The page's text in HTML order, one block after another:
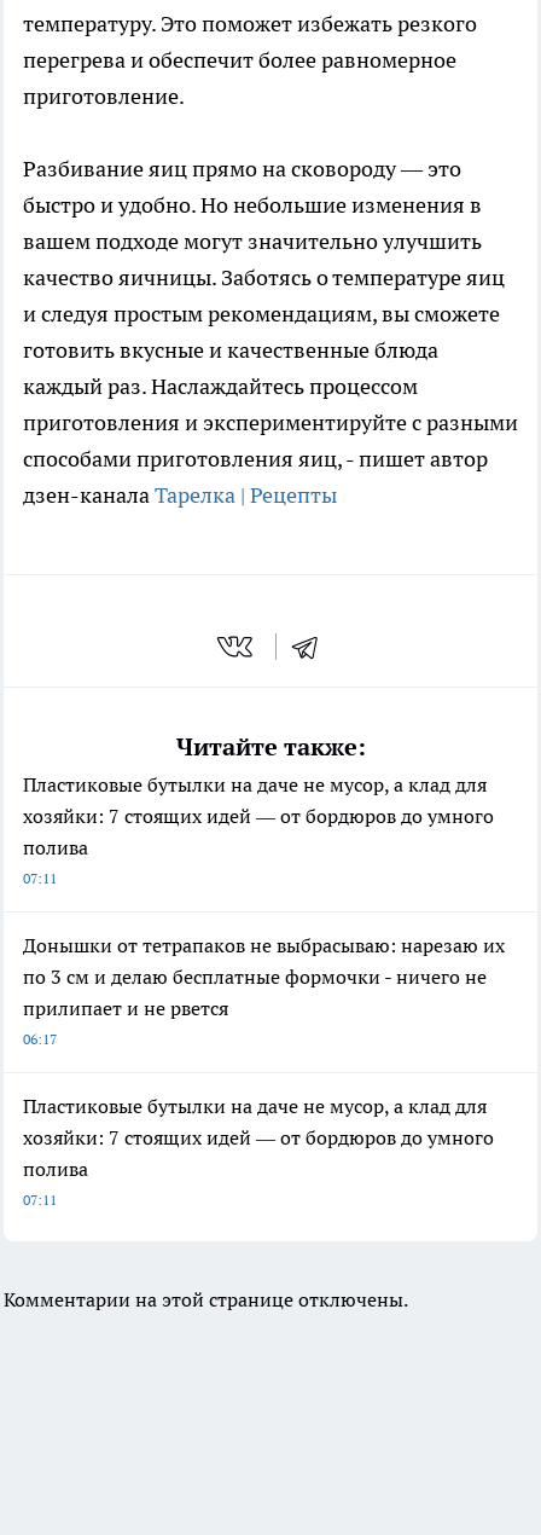
температуру. Это поможет избежать резкого
перегрева и обеспечит более равномерное
приготовление.
Разбивание яиц прямо на сковороду — это
быстро и удобно. Но небольшие изменения в
вашем подходе могут значительно улучшить
качество яичницы. Заботясь о температуре яиц
и следуя простым рекомендациям, вы сможете
готовить вкусные и качественные блюда
каждый раз. Наслаждайтесь процессом
приготовления и экспериментируйте с разными
способами приготовления яиц, - пишет автор
дзен-каналаТарелка | Рецепты
Читайте также:
Пластиковые бутылки на даче не мусор, а клад для
хозяйки: 7 стоящих идей — от бордюров до умного
полива
07:11
Донышки от тетрапаков не выбрасываю: нарезаю их
по 3 см и делаю бесплатные формочки - ничего не
прилипает и не рвется
06:17
Пластиковые бутылки на даче не мусор, а клад для
хозяйки: 7 стоящих идей — от бордюров до умного
полива
07:11
Комментарии на этой странице отключены.